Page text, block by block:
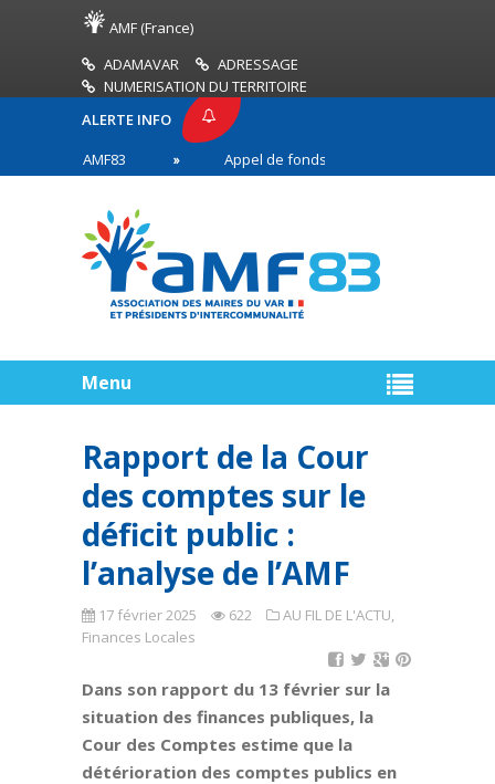
AMF (France)
ADAMAVAR
ADRESSAGE
NUMERISATION DU TERRITOIRE
ALERTE INFO
AMF83
Appel de fonds incendies de forêt
en première ligne
Menu
Rapport de la Cour
des comptes sur le
déficit public :
l’analyse de l’AMF
17 février 2025 622 AU FIL DE L'ACTU,
Finances Locales
Dans son rapport du 13 février sur la
situation des finances publiques, la
Cour des Comptes estime que la
détérioration des comptes publics en